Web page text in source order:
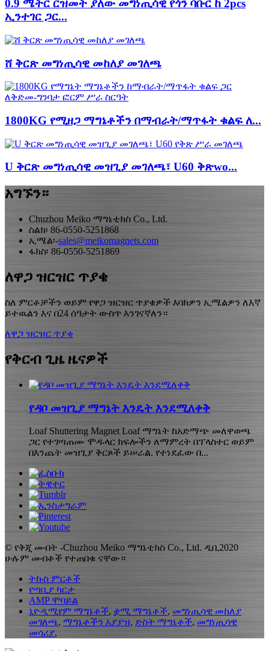
0.9 ሜትር ርዝመት ያለው መግነጢሳዊ የጎን ባቡር ከ 2pcs
ኢንተገር ጋር...
ሸ ቅርጽ መግነጢሳዊ መከለያ መገለጫ
1800KG የሚዘጋ ማግኔቶችን በማብራት/ማጥፋት ቁልፍ ለ...
U ቅርጽ መግነጢሳዊ መዝጊያ መገለጫ፣ U60 ቅጽwo...
አግኙን።
Chuzhou Meiko ማግኔቲክስ Co., Ltd.
ስልክ፡ 86-0550-5251868
ኢሜል፡-sales@meikomagnets.com
ፋክስ፡ 86-0550-5251869
ለዋጋ ዝርዝር ጥያቄ
ስለ ምርቶቻችን ወይም የዋጋ ዝርዝር ጥያቄዎች እባክዎን ኢሜልዎን ለእኛ
ይተዉልን እና በ24 ሰዓታት ውስጥ እንገናኛለን።
ለዋጋ ዝርዝር ጥያቄ
የቅርብ ጊዜ ዜናዎች
የዳቦ መዝጊያ ማግኔት እንዴት እንደሚለቀቅ
Loaf Shuttering Magnet Loaf ማግኔት ከአድማጭ መለዋወጫ
ጋር የተገጣጠሙ ሞዱላር ክፍሎችን ለማምረት በፕላስተር ወይም
በእንጨት መዝጊያ ቅርጾች ይሠራል. የተነደፈው በ...
© የቅጂ መብት -Chuzhou Meiko ማግኔቲክስ Co., Ltd. ዲቢ2020
ሁሉም መብቶች የተጠበቁ ናቸው።
ትኩስ ምርቶች
የጣቢያ ካርታ
AMP ሞባይል
ኒዮዲሚየም ማግኔቶች, ቋሚ ማግኔቶች, መግነጢሳዊ መከለያ
መገለጫ, ማግኔቶችን አያያዝ, ድስት ማግኔቶች, መግነጢሳዊ
መሳሪያ,